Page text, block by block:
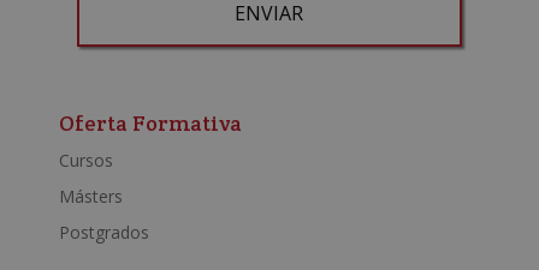
admin@grupoesneca.com.
Para más información consulte nuestra Política de
Privacidad.
Desea recibir información comercial (vía telefónica y/o
t
r
n
a
Oferta Formativa
Cursos
Másters
Postgrados